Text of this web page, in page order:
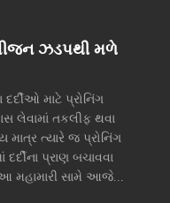
ઝડપથી મળે
માટે પ્રોનિંગ
લેવામાં તકલીફ થવા
ત્યારે જ પ્રોનિંગ
પ્રાણ બચાવવા
મહામારી સામે આજે...